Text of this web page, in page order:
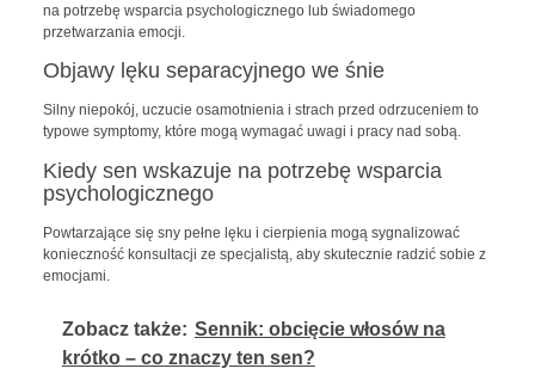
na potrzebę wsparcia psychologicznego lub świadomego
przetwarzania emocji.
Objawy lęku separacyjnego we śnie
Silny niepokój, uczucie osamotnienia i strach przed odrzuceniem to
typowe symptomy, które mogą wymagać uwagi i pracy nad sobą.
Kiedy sen wskazuje na potrzebę wsparcia
psychologicznego
Powtarzające się sny pełne lęku i cierpienia mogą sygnalizować
konieczność konsultacji ze specjalistą, aby skutecznie radzić sobie z
emocjami.
Zobacz także: Sennik: obcięcie włosów na
krótko – co znaczy ten sen?